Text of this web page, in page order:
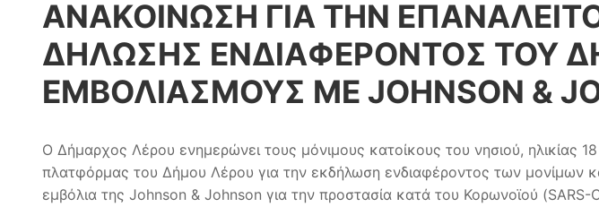
ΑΝΑΚΟΙΝΩΣΗ ΓΙΑ ΤΗΝ
ΔΗΛΩΣΗΣ ΕΝΔΙΑΦΕΡΟΝΤΟΣ ΤΟΥ
ΕΜΒΟΛΙΑΣΜΟΥΣ ΜΕ JOHNSON &
Ο Δήμαρχος Λέρου ενημερώνει τους μόνιμους κατοίκους του νησιού, ηλικίας
πλατφόρμας του Δήμου Λέρου για την εκδήλωση ενδιαφέροντος των μονίμων
εμβόλια της Johnson & Johnson για την προστασία κατά του Κορωνοϊού (SARS-